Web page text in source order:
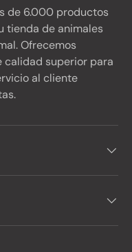
de 6.000 productos
tienda de animales
Ofrecemos
calidad superior para
al cliente